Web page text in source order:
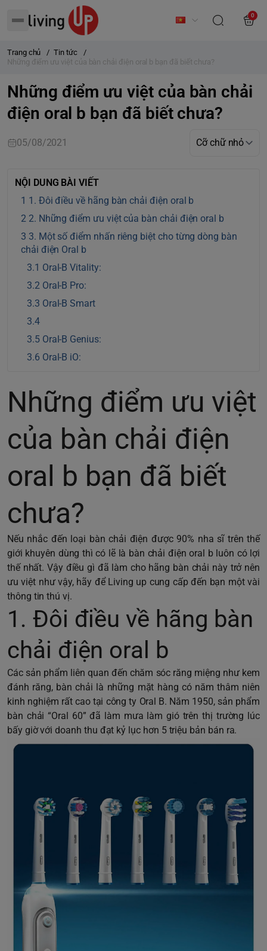
0
Trang chủ / Tin tức
/
Những điểm ưu việt của bàn chải điện oral b bạn đã biết chưa?
Những điểm ưu việt của bàn chải
điện oral b bạn đã biết chưa?
05/08/2021
NỘI DUNG BÀI VIẾT
1. Đôi điều về hãng bàn chải điện oral b
2. Những điểm ưu việt của bàn chải điện oral b
3. Một số điểm nhấn riêng biệt cho từng dòng bàn
chải điện Oral b
Oral-B Vitality:
Oral-B Pro:
Oral-B Smart
Oral-B Genius:
Oral-B iO:
Những điểm ưu việt
của bàn chải điện
oral b bạn đã biết
chưa?
Nếu nhắc đến loại bàn chải điện được 90% nha sĩ trên thế
giới khuyên dùng thì có lẽ là bàn chải điện oral b luôn có lợi
thế nhất. Vậy điều gì đã làm cho hãng bàn chải này trở nên
ưu việt như vậy, hãy để Living up cung cấp đến bạn một vài
thông tin thú vị.
1. Đôi điều về hãng bàn
chải điện oral b
Các sản phẩm liên quan đến chăm sóc răng miệng như kem
đánh răng, bàn chải là những mặt hàng có năm thâm niên
kinh nghiệm rất cao tại công ty Oral B. Năm 1950, sản phẩm
bàn chải “Oral 60” đã làm mưa làm gió trên thị trường lúc
bấy giờ với doanh thu đạt kỷ lục hơn 5 triệu bản bán ra.